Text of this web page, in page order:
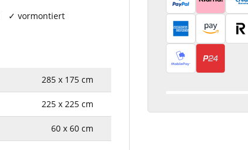
vormontiert
285 x 175 cm
225 x 225 cm
60 x 60 cm